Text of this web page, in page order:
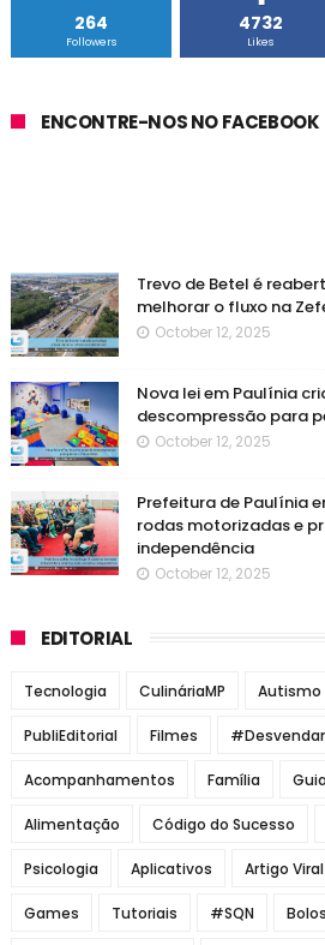
264
Followers
4732
Likes
ENCONTRE-NOS NO FACEBOOK
Trevo de Betel é
melhorar o fluxo na
October 12, 2025
Nova lei em Paulínia
descompressão para
October 12, 2025
Prefeitura de Paulínia
rodas motorizadas e
independência
October 12, 2025
EDITORIAL
Tecnologia CulináriaMP Autismo
PubliEditorial Filmes
Acompanhamentos Família
Alimentação Código do Sucesso
Psicologia Aplicativos Artigo Viral
Games Tutoriais #SQN